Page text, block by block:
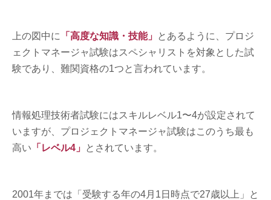
上の図中に 「高度な知識・技能」 とあるように、プロジ
ェクトマネージャ試験はスペシャリストを対象とした試
験であり、難関資格の1つと言われています。
情報処理技術者試験にはスキルレベル1〜4が設定されて
いますが、プロジェクトマネージャ試験はこのうち最も
高い 「レベル4」 とされています。
2001年までは「受験する年の4月1日時点で27歳以上」と